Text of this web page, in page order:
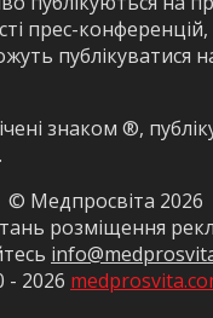
прес-конференцій,
публікуватися
знаком ®,
© Медпросвіта 2026
розміщення
- 2026